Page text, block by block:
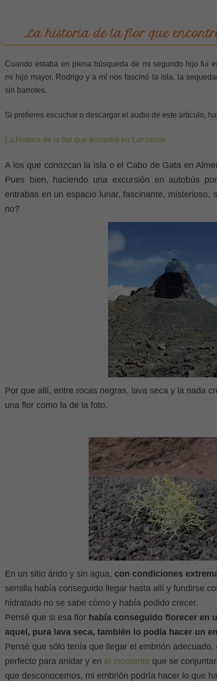
La historia de la flor que
Cuando estaba en plena búsqueda de mi segundo hijo fui
mi hijo mayor, Rodrigo y a mí nos fascinó la isla, la
sin barrotes.
Si prefieres escuchar o descargar el audio de este artículo,
La historia de la flor que encontré en Lanzarote
A los que conozcan la isla o el Cabo de Gata en
Pues bien, haciendo una excursión en autobús
entrabas en un espacio lunar, fascinante, misterioso,
no?
Por que allí, entre rocas negras, lava seca y la nada
una flor como la de la foto.
En un sitio árido y sin agua, con condiciones
semilla había conseguido llegar hasta allí y fundirse
hidratado no se sabe cómo y había podido crecer.
Pensé que si esa flor había conseguido florecer en
aquel, pura lava seca, también lo podía hacer un
Pensé que sólo tenía que llegar el embrión
perfecto para anidar y en el momento que se
que desconocemos, mi embrión podría hacer lo que